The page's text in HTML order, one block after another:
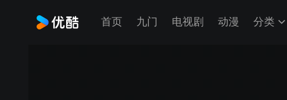
首页 九门 电视剧 动漫 分类